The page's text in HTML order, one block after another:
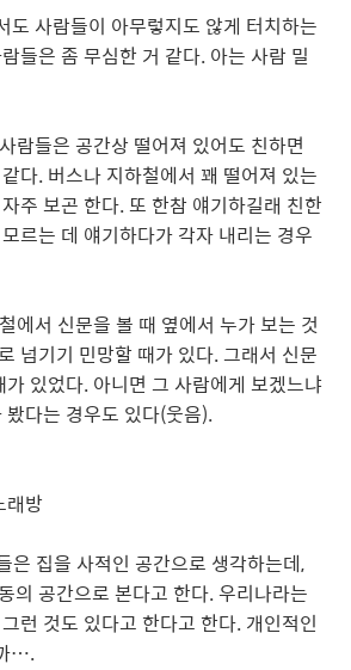
도 사람들이 아무렇지도 않게 터치하는
들은 좀 무심한 거 같다. 아는 사람 밀
람들은 공간상 떨어져 있어도 친하면
다. 버스나 지하철에서 꽤 떨어져 있는
주 보곤 한다. 또 한참 얘기하길래 친한
르는 데 얘기하다가 각자 내리는 경우
에서 신문을 볼 때 옆에서 누가 보는 것
넘기기 민망할 때가 있다. 그래서 신문
있었다. 아니면 그 사람에게 보겠느냐
다는 경우도 있다(웃음).
래방
은 집을 사적인 공간으로 생각하는데,
의 공간으로 본다고 한다. 우리나라는
런 것도 있다고 한다고 한다. 개인적인
….